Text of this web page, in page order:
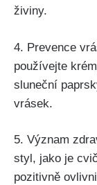
živiny.
4. Prevence
používejte
sluneční
vrásek.
5. ‌Význam
styl, jako je
pozitivně